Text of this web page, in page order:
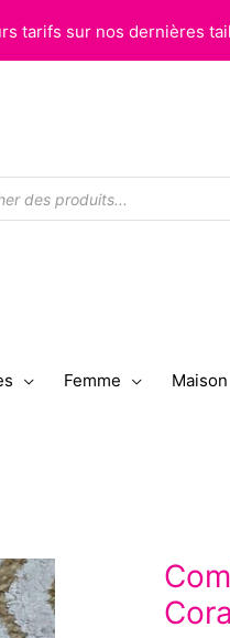
tarifs sur nos dernières
Femme Maison